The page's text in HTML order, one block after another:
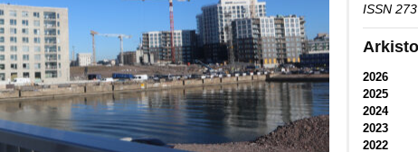
ISSN
Arkisto
2026
2025
2024
2023
2022